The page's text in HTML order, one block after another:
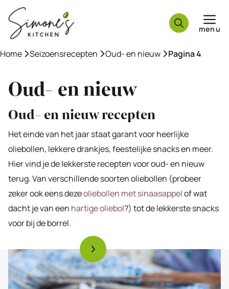
naar
inhoud
menu
Home »Seizoensrecepten »Oud- en nieuw »Pagina 4
Oud- en nieuw
Oud- en nieuw recepten
Het einde van het jaar staat garant voor heerlijke
oliebollen, lekkere drankjes, feestelijke snacks en meer.
Hier vind je de lekkerste recepten voor oud- en nieuw
terug. Van verschillende soorten oliebollen (probeer
zeker ook eens dezeoliebollen met sinaasappelof wat
dacht je van een hartige oliebol?) tot de lekkerste snacks
voor bij de borrel.